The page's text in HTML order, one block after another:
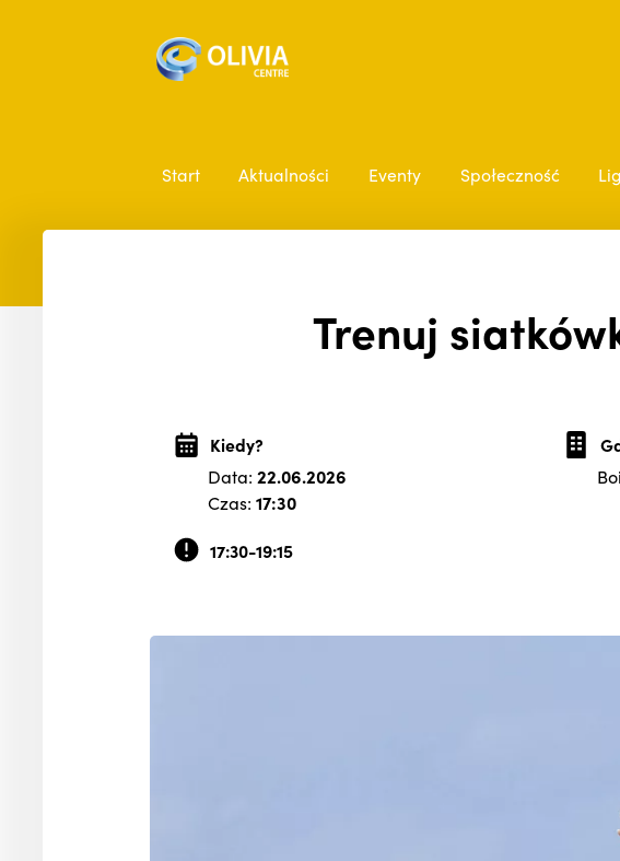
Start Aktualności Eventy Społeczność
Trenuj
Kiedy?
Data: 22.06.2026
Czas: 17:30
17:30-19:15